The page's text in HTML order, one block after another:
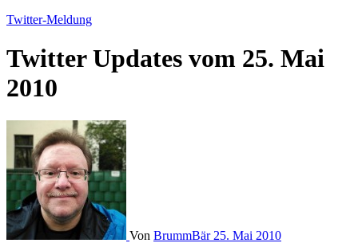
Twitter-Meldung
Twitter Updates vom 25. Mai
2010
Von BrummBär 25. Mai 2010